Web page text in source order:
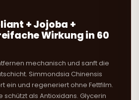
+ Jojoba +
Wirkung in 60
mechanisch und sanft die
Simmondsia Chinensis
ein und regeneriert ohne Fettfilm.
als Antioxidans. Glycerin